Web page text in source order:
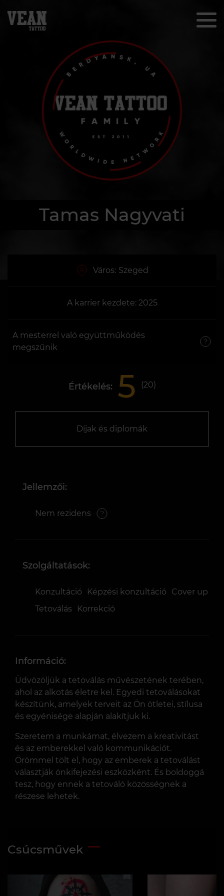
Tamas Nagyvati
Város: Szeged
A karrier kezdete: 2025
A mesterrel való együttműködés
megszűnik
Értékelés: 5 (20)
Díjak és diplomák
Jellemzői:
Nem rezidens
Szolgáltatások:
Konzultáció Képzési konzultáció
Cover up
Tetoválás
Korrekció
Információ:
Üdvözöljük a tetoválás művészetének terében,
ahol az alkotás életre kel. Egyedi tetoválásokat
készítünk, amelyek terveit az Ön ötletei, stílusa
és egyénisége alapján alakítjuk ki.
Szeretem a munkámat, élvezem a kreativitást
és az emberekkel való kommunikációt.
Örömmel tölt el, hogy az emberek a tetoválást
választják önkifejezési eszközként. És boldoggá
tesz, hogy ennek a tetováló közösségnek a
részese lehetek.
Csúcsművek